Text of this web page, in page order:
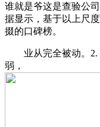
谁就是爷这是查验公
据显示，基于以上尺
掇的口碑榜。
业从完全被动。2.
弱，